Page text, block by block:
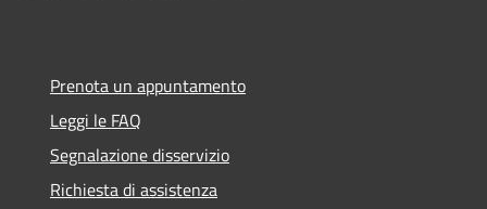
Prenota un appuntamento
Leggi le FAQ
Segnalazione disservizio
Richiesta di assistenza